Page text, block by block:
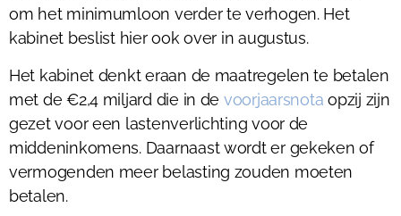
om het minimumloon verder te verhogen. Het
kabinet beslist hier ook over in augustus.
Het kabinet denkt eraan de maatregelen te betalen
met de €2,4 miljard die in de voorjaarsnota opzij zijn
gezet voor een lastenverlichting voor de
middeninkomens. Daarnaast wordt er gekeken of
vermogenden meer belasting zouden moeten
betalen.